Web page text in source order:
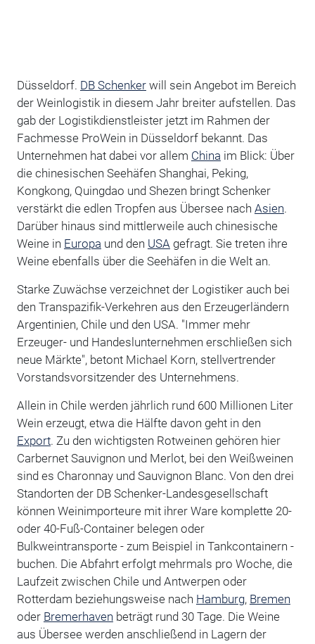
Düsseldorf. DB Schenkerwill sein Angebot im Bereich
der Weinlogistik in diesem Jahr breiter aufstellen. Das
gab der Logistikdienstleister jetzt im Rahmen der
Fachmesse ProWein in Düsseldorf bekannt. Das
Unternehmen hat dabei vor allem China im Blick: Über
die chinesischen Seehäfen Shanghai, Peking,
Kongkong, Quingdao und Shezen bringt Schenker
verstärkt die edlen Tropfen aus Übersee nach Asien.
Darüber hinaus sind mittlerweile auch chinesische
Weine in Europa und den USAgefragt. Sie treten ihre
Weine ebenfalls über die Seehäfen in die Welt an.
Starke Zuwächse verzeichnet der Logistiker auch bei
den Transpazifik-Verkehren aus den Erzeugerländern
Argentinien, Chile und den USA. "Immer mehr
Erzeuger- und Handeslunternehmen erschließen sich
neue Märkte", betont Michael Korn, stellvertrender
Vorstandsvorsitzender des Unternehmens.
Allein in Chile werden jährlich rund 600 Millionen Liter
Wein erzeugt, etwa die Hälfte davon geht in den
Export. Zu den wichtigsten Rotweinen gehören hier
Carbernet Sauvignon und Merlot, bei den Weißweinen
sind es Charonnay und Sauvignon Blanc. Von den drei
Standorten der DB Schenker-Landesgesellschaft
können Weinimporteure mit ihrer Ware komplette 20-
oder 40-Fuß-Container belegen oder
Bulkweintransporte - zum Beispiel in Tankcontainern -
buchen. Die Abfahrt erfolgt mehrmals pro Woche, die
Laufzeit zwischen Chile und Antwerpen oder
Rotterdam beziehungsweise nach Hamburg, Bremen
oder Bremerhaven beträgt rund 30 Tage. Die Weine
aus Übersee werden anschließend in Lagern der